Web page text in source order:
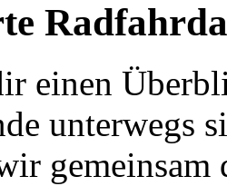
einen
unterwegs